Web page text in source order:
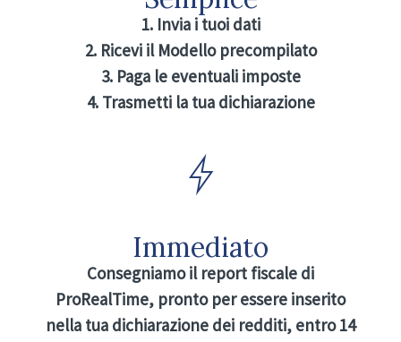
1. Invia i tuoi dati
2. Ricevi il Modello precompilato
3. Paga le eventuali imposte
4. Trasmetti la tua dichiarazione
Immediato
Consegniamo il report fiscale di
ProRealTime, pronto per essere inserito
nella tua dichiarazione dei redditi, entro 14